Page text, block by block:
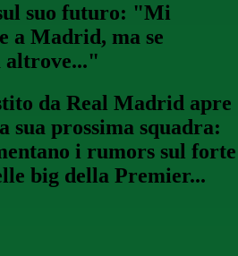
suo futuro: "Mi
a Madrid, ma se
altrove..."
da Real Madrid apre
sua prossima squadra:
i rumors sul forte
big della Premier...